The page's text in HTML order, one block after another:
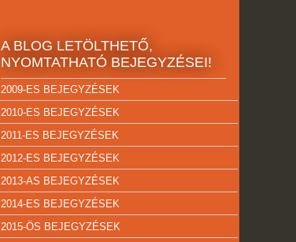
A BLOG LETÖLTHETŐ,
NYOMTATHATÓ BEJEGYZÉSEI!
2009-ES BEJEGYZÉSEK
2010-ES BEJEGYZÉSEK
2011-ES BEJEGYZÉSEK
2012-ES BEJEGYZÉSEK
2013-AS BEJEGYZÉSEK
2014-ES BEJEGYZÉSEK
2015-ÖS BEJEGYZÉSEK